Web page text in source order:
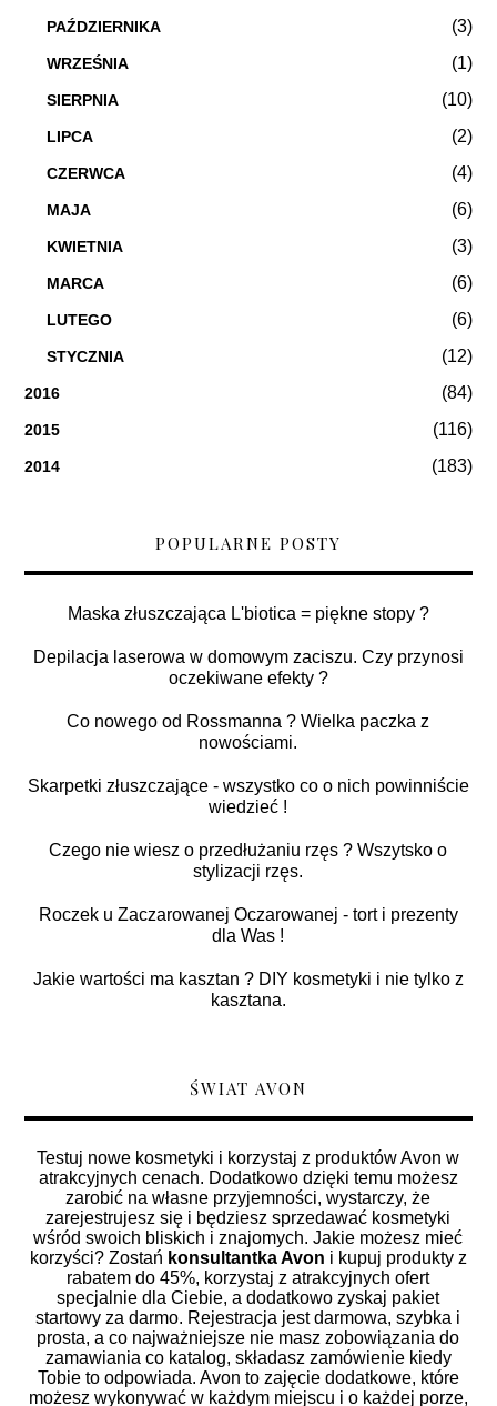
PAŹDZIERNIKA (3)
WRZEŚNIA (1)
SIERPNIA (10)
LIPCA (2)
CZERWCA (4)
MAJA (6)
KWIETNIA (3)
MARCA (6)
LUTEGO (6)
STYCZNIA (12)
2016 (84)
2015 (116)
2014 (183)
POPULARNE POSTY
Maska złuszczająca L'biotica = piękne stopy ?
Depilacja laserowa w domowym zaciszu. Czy przynosi
oczekiwane efekty ?
Co nowego od Rossmanna ? Wielka paczka z
nowościami.
Skarpetki złuszczające - wszystko co o nich powinniście
wiedzieć !
Czego nie wiesz o przedłużaniu rzęs ? Wszytsko o
stylizacji rzęs.
Roczek u Zaczarowanej Oczarowanej - tort i prezenty
dla Was !
Jakie wartości ma kasztan ? DIY kosmetyki i nie tylko z
kasztana.
ŚWIAT AVON
Testuj nowe kosmetyki i korzystaj z produktów Avon w
atrakcyjnych cenach. Dodatkowo dzięki temu możesz
zarobić na własne przyjemności, wystarczy, że
zarejestrujesz się i będziesz sprzedawać kosmetyki
wśród swoich bliskich i znajomych. Jakie możesz mieć
korzyści? Zostań konsultantka Avon i kupuj produkty z
rabatem do 45%, korzystaj z atrakcyjnych ofert
specjalnie dla Ciebie, a dodatkowo zyskaj pakiet
startowy za darmo. Rejestracja jest darmowa, szybka i
prosta, a co najważniejsze nie masz zobowiązania do
zamawiania co katalog, składasz zamówienie kiedy
Tobie to odpowiada. Avon to zajęcie dodatkowe, które
możesz wykonywać w każdym miejscu i o każdej porze,